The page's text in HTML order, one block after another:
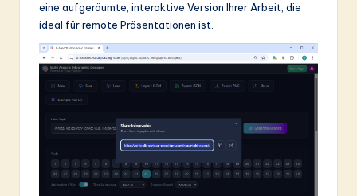
eine aufgeräumte, interaktive Version Ihrer Arbeit, die
ideal für remote Präsentationen ist.